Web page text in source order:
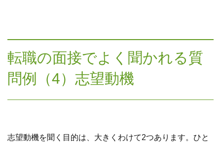
転職の面接でよく聞かれる質
問例（4）志望動機
志望動機を聞く目的は、大きくわけて2つあります。ひと